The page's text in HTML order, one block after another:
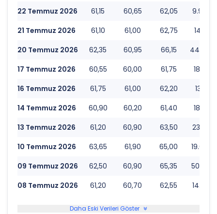
22 Temmuz 2026
61,15 60,65 62,05
21 Temmuz 2026
61,10 61,00 62,75
20 Temmuz 2026
62,35 60,95 66,15
17 Temmuz 2026
60,55 60,00 61,75
16 Temmuz 2026
61,75 61,00 62,20
14 Temmuz 2026
60,90 60,20 61,40
13 Temmuz 2026
61,20 60,90 63,50
10 Temmuz 2026
63,65 61,90 65,00
09 Temmuz 2026
62,50 60,90 65,35
08 Temmuz 2026
61,20 60,70 62,55
Daha Eski Verileri Göster